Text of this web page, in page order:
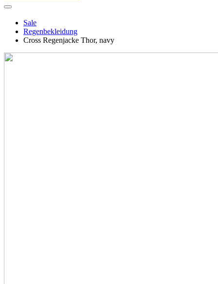
Sale
Regenbekleidung
Cross Regenjacke Thor, navy